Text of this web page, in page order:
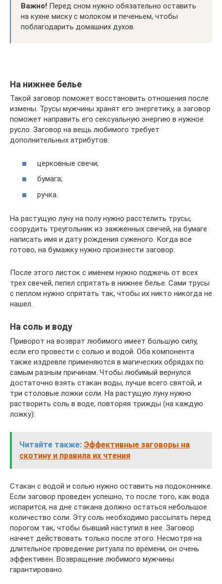
Важно! Перед сном нужно обязательно оставить
на кухне миску с молоком и печеньем, чтобы
поблагодарить домашних духов.
На нижнее белье
Такой заговор поможет восстановить отношения после
измены. Трусы мужчины хранят его энергетику, а заговор
поможет направить его сексуальную энергию в нужное
русло. Заговор на вещь любимого требует
дополнительных атрибутов:
церковные свечи;
бумага;
ручка.
На растущую луну на полу нужно расстелить трусы,
соорудить треугольник из зажженных свечей, на бумаге
написать имя и дату рождения суженого. Когда все
готово, на бумажку нужно произнести заговор:
После этого листок с именем нужно поджечь от всех
трех свечей, пепел спрятать в нижнее белье. Сами трусы
с пеплом нужно спрятать так, чтобы их никто никогда не
нашел.
На соль и воду
Приворот на возврат любимого имеет большую силу,
если его провести с солью и водой. Оба компонента
также издревле применяются в магических обрядах по
самым разным причинам. Чтобы любимый вернулся
достаточно взять стакан воды, лучше всего святой, и
три столовые ложки соли. На растущую луну нужно
растворить соль в воде, повторяя трижды (на каждую
ложку):
Читайте также: Эффективные заговоры на
скотину и правила их чтения
Стакан с водой и солью нужно оставить на подоконнике.
Если заговор проведен успешно, то после того, как вода
испарится, на дне стакана должно остаться небольшое
количество соли. Эту соль необходимо рассыпать перед
порогом так, чтобы бывший наступил в нее. Заговор
начнет действовать только после этого. Несмотря на
длительное проведение ритуала по времени, он очень
эффективен. Возвращение любимого мужчины
гарантировано.